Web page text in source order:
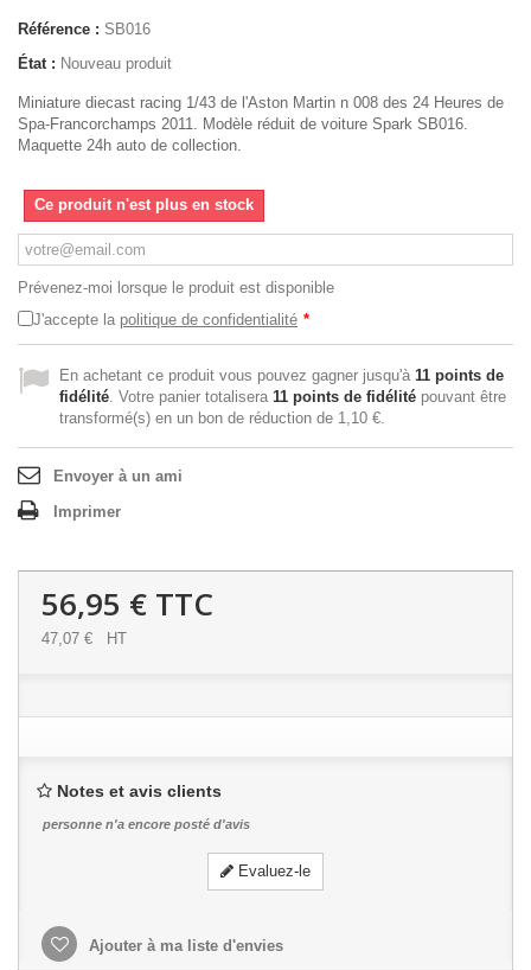
Référence : SB016
État : Nouveau produit
Miniature diecast racing 1/43 de l'Aston Martin n 008 des 24 Heures de
Spa-Francorchamps 2011. Modèle réduit de voiture Spark SB016.
Maquette 24h auto de collection.
Ce produit n'est plus en stock
Prévenez-moi lorsque le produit est disponible
J'accepte la politique de confidentialité *
En achetant ce produit vous pouvez gagner jusqu'à 11 points de
fidélité. Votre panier totalisera 11 points de fidélité pouvant être
transformé(s) en un bon de réduction de 1,10 €.
Envoyer à un ami
Imprimer
56,95 € TTC
47,07 € HT
Notes et avis clients
personne n'a encore posté d'avis
Evaluez-le
Ajouter à ma liste d'envies